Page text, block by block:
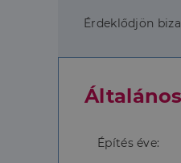
Érdeklődjön
Építés éve: